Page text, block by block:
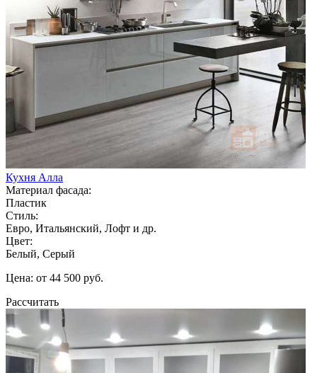
Кухня Алла
Материал фасада:
Пластик
Стиль:
Евро, Итальянский, Лофт и др.
Цвет:
Белый, Серый
Цена: от 44 500 руб.
Рассчитать